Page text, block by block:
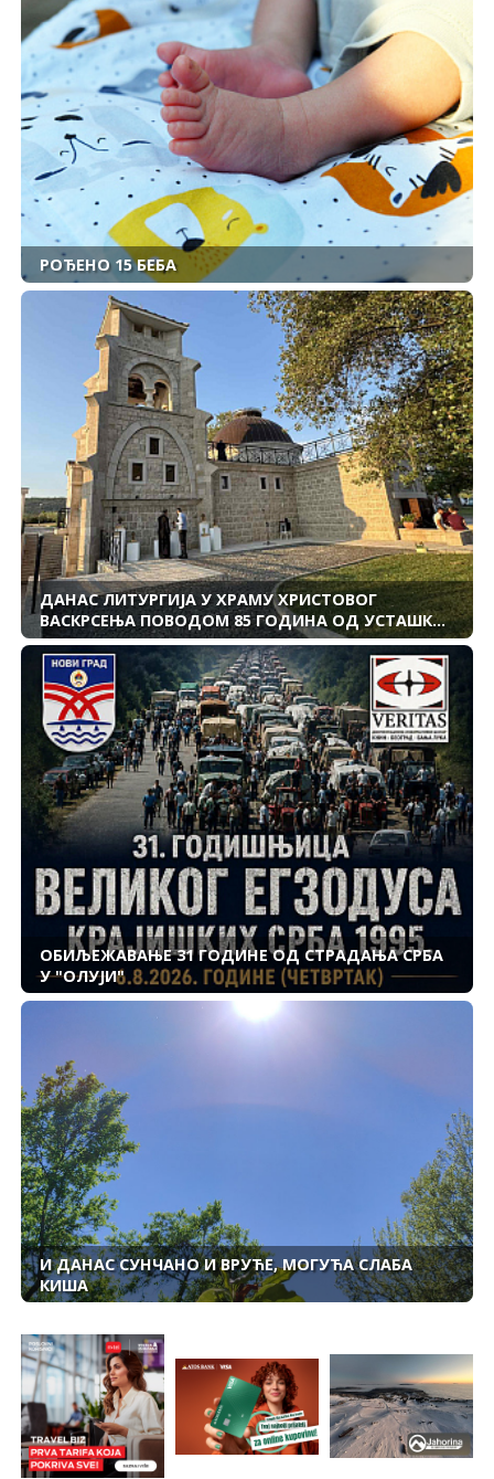
РОЂЕНО 15 БЕБА
ДАНАС ЛИТУРГИЈА У ХРАМУ ХРИСТОВОГ
ВАСКРСЕЊА ПОВОДОМ 85 ГОДИНА ОД УСТАШКОГ
ЗЛОЧИНА НАД СРБИМА
ОБИЉЕЖАВАЊЕ 31 ГОДИНЕ ОД СТРАДАЊА СРБА
У "ОЛУЈИ"
И ДАНАС СУНЧАНО И ВРУЋЕ, МОГУЋА СЛАБА
КИША